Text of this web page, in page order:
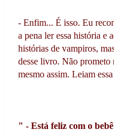
- Enfim... É isso. Eu
a pena ler essa história e
histórias de vampiros,
desse livro. Não prometo
mesmo assim. Leiam
" - Está feliz com o